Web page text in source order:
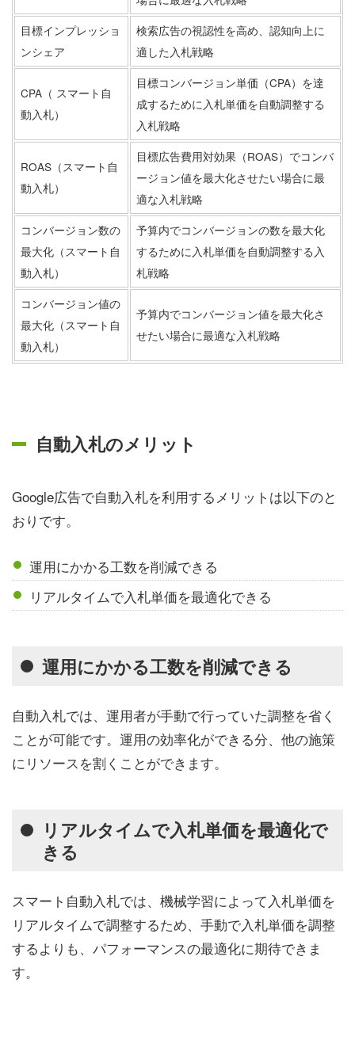
目標インプレッショ
ンシェア
検索広告の視認性を高め、認知向上に
適した入札戦略
CPA（ スマート自
動入札）
目標コンバージョン単価（CPA）を達
成するために入札単価を自動調整する
入札戦略
ROAS（スマート自
動入札）
目標広告費用対効果（ROAS）でコンバ
ージョン値を最大化させたい場合に最
適な入札戦略
コンバージョン数の
最大化（スマート自
動入札）
予算内でコンバージョンの数を最大化
するために入札単価を自動調整する入
札戦略
コンバージョン値の
最大化（スマート自
動入札）
予算内でコンバージョン値を最大化さ
せたい場合に最適な入札戦略
自動入札のメリット
Google広告で自動入札を利用するメリットは以下のと
おりです。
運用にかかる工数を削減できる
リアルタイムで入札単価を最適化できる
運用にかかる工数を削減できる
自動入札では、運用者が手動で行っていた調整を省く
ことが可能です。運用の効率化ができる分、他の施策
にリソースを割くことができます。
リアルタイムで入札単価を最適化で
きる
スマート自動入札では、機械学習によって入札単価を
リアルタイムで調整するため、手動で入札単価を調整
するよりも、パフォーマンスの最適化に期待できま
す。